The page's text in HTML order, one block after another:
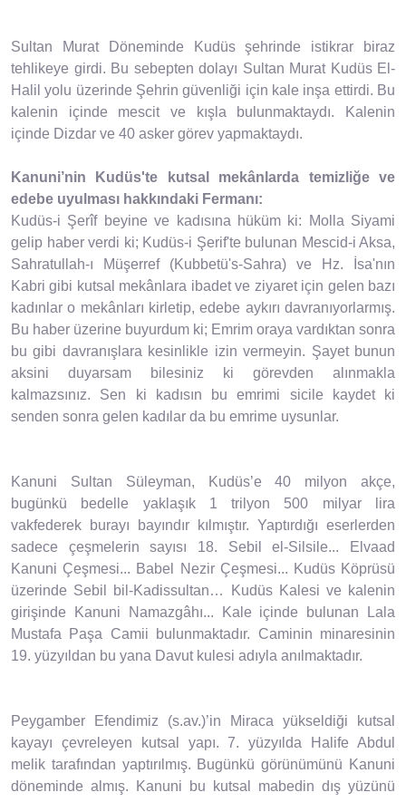
Sultan Murat Döneminde Kudüs şehrinde istikrar biraz
tehlikeye girdi. Bu sebepten dolayı Sultan Murat Kudüs El-
Halil yolu üzerinde Şehrin güvenliği için kale inşa ettirdi. Bu
kalenin içinde mescit ve kışla bulunmaktaydı. Kalenin
içinde Dizdar ve 40 asker görev yapmaktaydı.
Kanuni’nin Kudüs'te kutsal mekânlarda temizliğe ve
edebe uyulması hakkındaki Fermanı:
Kudüs-i Şerîf beyine ve kadısına hüküm ki: Molla Siyami
gelip haber verdi ki; Kudüs-i Şerif'te bulunan Mescid-i Aksa,
Sahratullah-ı Müşerref (Kubbetü's-Sahra) ve Hz. İsa'nın
Kabri gibi kutsal mekânlara ibadet ve ziyaret için gelen bazı
kadınlar o mekânları kirletip, edebe aykırı davranıyorlarmış.
Bu haber üzerine buyurdum ki; Emrim oraya vardıktan sonra
bu gibi davranışlara kesinlikle izin vermeyin. Şayet bunun
aksini duyarsam bilesiniz ki görevden alınmakla
kalmazsınız. Sen ki kadısın bu emrimi sicile kaydet ki
senden sonra gelen kadılar da bu emrime uysunlar.
Kanuni Sultan Süleyman, Kudüs’e 40 milyon akçe,
bugünkü bedelle yaklaşık 1 trilyon 500 milyar lira
vakfederek burayı bayındır kılmıştır. Yaptırdığı eserlerden
sadece çeşmelerin sayısı 18. Sebil el-Silsile... Elvaad
Kanuni Çeşmesi... Babel Nezir Çeşmesi... Kudüs Köprüsü
üzerinde Sebil bil-Kadissultan… Kudüs Kalesi ve kalenin
girişinde Kanuni Namazgâhı... Kale içinde bulunan Lala
Mustafa Paşa Camii bulunmaktadır. Caminin minaresinin
19. yüzyıldan bu yana Davut kulesi adıyla anılmaktadır.
Peygamber Efendimiz (s.av.)’in Miraca yükseldiği kutsal
kayayı çevreleyen kutsal yapı. 7. yüzyılda Halife Abdul
melik tarafından yaptırılmış. Bugünkü görünümünü Kanuni
döneminde almış. Kanuni bu kutsal mabedin dış yüzünü